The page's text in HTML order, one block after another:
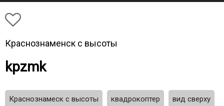
Краснознаменск с высоты
kpzmk
Краснознамеск с высоты квадрокоптер вид сверху